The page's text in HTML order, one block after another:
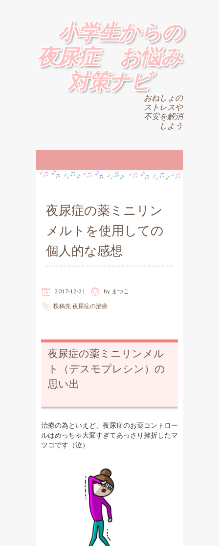
小学生からの
夜尿症 お悩み
対策ナビ
おねしょの
ストレスや
不安を解消
しよう
夜尿症の薬ミニリン
メルトを使用しての
個人的な感想
2017-12-21 by まつこ
投稿先 夜尿症の治療
夜尿症の薬ミニリンメル
ト（デスモプレシン）の
思い出
治療の為といえど、夜尿症のお薬コントロー
ルはめっちゃ大変すぎてあっさり挫折したマ
ツコです（泣）